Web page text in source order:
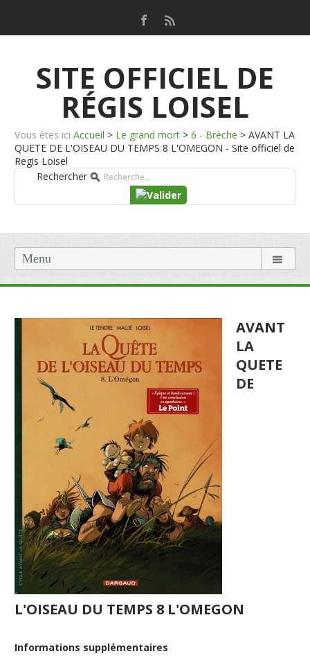
SITE OFFICIEL DE
RÉGIS LOISEL
Vous êtes ici Accueil > Le grand mort > 6 - Brèche > AVANT LA
QUETE DE L'OISEAU DU TEMPS 8 L'OMEGON - Site officiel de
Regis Loisel
Rechercher
Menu
AVANT
LA
QUETE
DE
L'OISEAU DU TEMPS 8 L'OMEGON
Informations supplémentaires